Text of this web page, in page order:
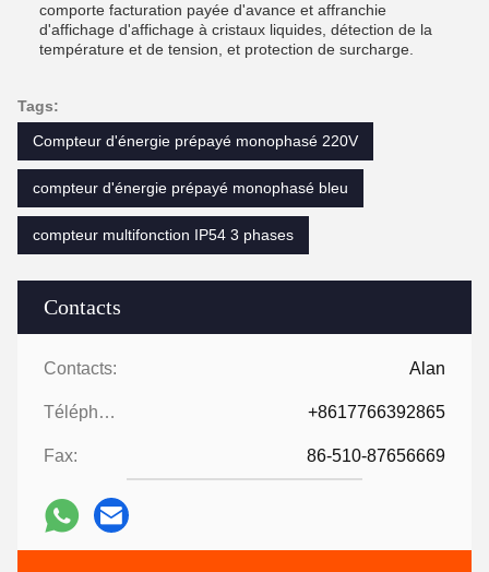
Contacts
Contacts: Alan
Téléphone: +8617766392865
Fax: 86-510-87656669
comporte facturation payée d'avance et affranchie
d'affichage d'affichage à cristaux liquides, détection de la
température et de tension, et protection de surcharge.
Tags:
Compteur d'énergie prépayé monophasé 220V
compteur d'énergie prépayé monophasé bleu
compteur multifonction IP54 3 phases